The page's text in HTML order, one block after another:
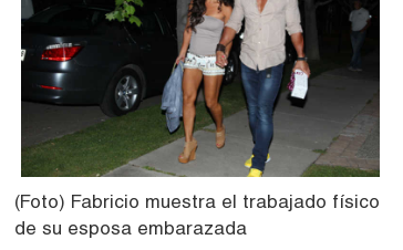
(Foto) Fabricio muestra el trabajado físico
de su esposa embarazada